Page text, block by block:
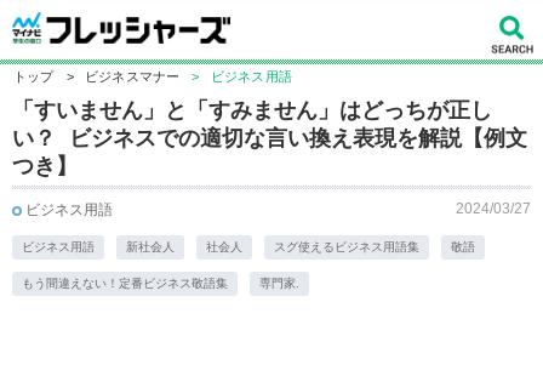
トップ > ビジネスマナー > ビジネス用語
「すいません」と「すみません」はどっちが正し
い？ ビジネスでの適切な言い換え表現を解説【例文
つき】
ビジネス用語 2024/03/27
ビジネス用語 新社会人 社会人 スグ使えるビジネス用語集 敬語
もう間違えない！定番ビジネス敬語集 専門家.